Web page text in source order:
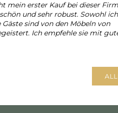
mein erster Kauf bei dieser
und sehr robust. Sowohl
Gäste sind von den Möbeln von
Ich empfehle sie mit